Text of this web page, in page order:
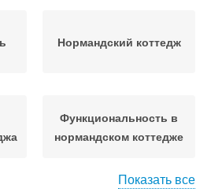
Нормандский коттедж
Функциональность в
нормандском коттедже
Показать все